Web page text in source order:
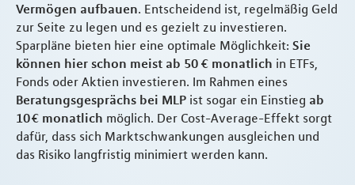
Vermögen aufbauen. Entscheidend ist, regelmäßig Geld
zur Seite zu legen und es gezielt zu investieren.
Sparpläne bieten hier eine optimale Möglichkeit: Sie
können hier schon meist ab 50 € monatlich in ETFs,
Fonds oder Aktien investieren. Im Rahmen eines
Beratungsgesprächs bei MLP ist sogar ein Einstieg ab
10 € monatlich möglich. Der Cost-Average-Effekt sorgt
dafür, dass sich Marktschwankungen ausgleichen und
das Risiko langfristig minimiert werden kann.